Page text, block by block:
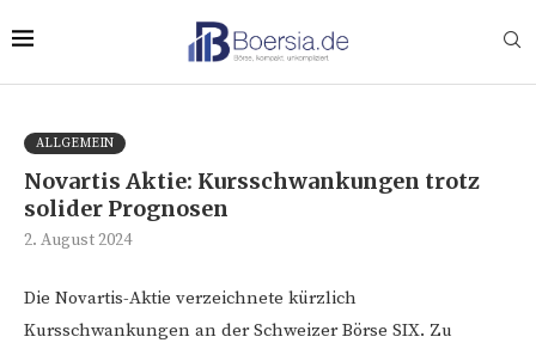
ALLGEMEIN
Novartis Aktie: Kursschwankungen trotz
solider Prognosen
2. August 2024
Die Novartis-Aktie verzeichnete kürzlich
Kursschwankungen an der Schweizer Börse SIX. Zu